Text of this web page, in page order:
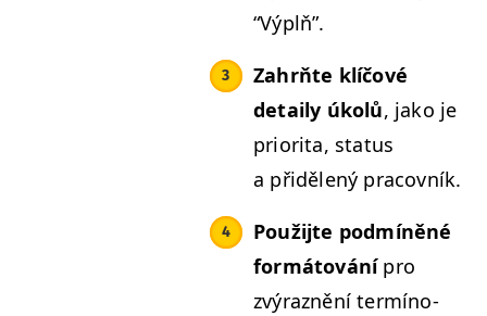
“Výplň”.
Zahrňte klíčové
detai­ly úkolů, jako je
pri­ori­ta, sta­tus
a přidělený pracovník.
Použi­jte pod­míněné
for­má­továnípro
zvýraznění ter­míno­